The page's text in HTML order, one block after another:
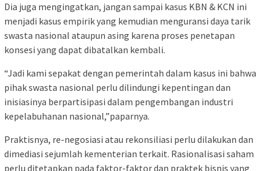
Dia juga mengingatkan, jangan sampai kasus KBN & KCN ini
menjadi kasus empirik yang kemudian menguransi daya tarik
swasta nasional ataupun asing karena proses penetapan
konsesi yang dapat dibatalkan kembali.
“Jadi kami sepakat dengan pemerintah dalam kasus ini bahwa
pihak swasta nasional perlu dilindungi kepentingan dan
inisiasinya berpartisipasi dalam pengembangan industri
kepelabuhanan nasional,”paparnya.
Praktisnya, re-negosiasi atau rekonsiliasi perlu dilakukan dan
dimediasi sejumlah kementerian terkait. Rasionalisasi saham
perlu ditetapkan pada faktor-faktor dan praktek bisnis yang